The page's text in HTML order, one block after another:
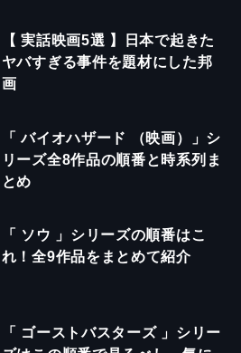
【 実話映画5選 】日本で起きた
ヤバすぎる事件を題材にした邦
画
「 バイオハザード （映画）」シ
リーズ全8作品の順番と時系列ま
とめ
「 ソウ 」シリーズの順番はこ
れ！全9作品をまとめて紹介
「 ゴーストバスターズ 」シリー